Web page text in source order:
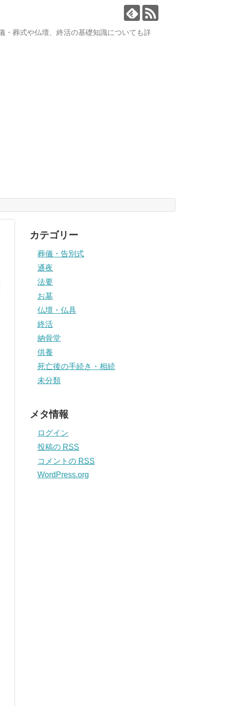
・葬式や仏壇、終活の基礎知識についても詳
カテゴリー
葬儀・告別式
通夜
法要
お墓
仏壇・仏具
終活
納骨堂
供養
死亡後の手続き・相続
未分類
メタ情報
ログイン
投稿の RSS
コメントの RSS
WordPress.org